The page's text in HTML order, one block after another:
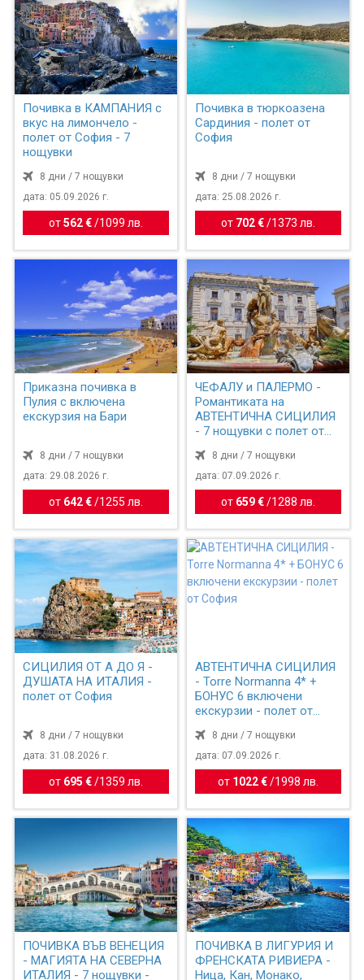
Почивка в КАМПАНИЯ с
вкус на лимончело -
полет от София - 7
нощувки
8 дни / 7 нощувки
дата: 05.09.2026 г.
от562 € / 1099 лв.
Почивка в тюркоазена
Сардиния - полет от
София
8 дни / 7 нощувки
дата: 25.08.2026 г.
от 702 €/ 1373 лв.
Приказна почивка в
Пулия с включена
екскурзия на Бари
8 дни / 7 нощувки
дата: 29.08.2026 г.
от 642 € / 1255 лв.
ЧЕФАЛУ и ПАЛЕРМО -
Романтиката на
АВТЕНТИЧНА СИЦИЛИЯ
- 7 нощувки с полет от
8 дни / 7 нощувки
дата: 07.09.2026 г.
от 659 €/ 1288 лв.
СИЦИЛИЯ ОТ А ДО Я -
ДУШАТА НА ИТАЛИЯ -
полет от София
8 дни / 7 нощувки
дата: 31.08.2026 г.
от 695 € / 1359 лв.
АВТЕНТИЧНА СИЦИЛИЯ
- Torre Normanna 4* +
БОНУС 6 включени
екскурзии - полет от
8 дни / 7 нощувки
дата: 07.09.2026 г.
от 1022 €/ 1998 лв.
ПОЧИВКА ВЪВ ВЕНЕЦИЯ
- МАГИЯТА НА СЕВЕРНА
ИТАЛИЯ - 7 нощувки -
ПОЧИВКА В ЛИГУРИЯ И
ФРЕНСКАТА РИВИЕРА -
Ница, Кан, Монако,